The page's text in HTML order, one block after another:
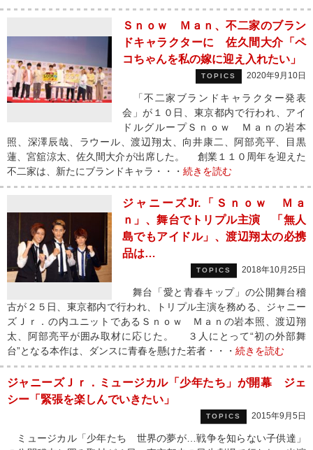
Ｓｎｏｗ Ｍａｎ、不二家のブラン
ドキャラクターに 佐久間大介「ペ
コちゃんを私の嫁に迎え入れたい」
TOPICS 2020年9月10日
「不二家ブランドキャラクター発表
会」が１０日、東京都内で行われ、アイ
ドルグループＳｎｏｗ Ｍａｎの岩本
照、深澤辰哉、ラウール、渡辺翔太、向井康二、阿部亮平、目黒
蓮、宮舘涼太、佐久間大介が出席した。 創業１１０周年を迎えた
不二家は、新たにブランドキャラ・・・ 続きを読む
ジャニーズJr.「Ｓｎｏｗ Ｍａ
ｎ」、舞台でトリプル主演 「無人
島でもアイドル」、渡辺翔太の必携
品は…
TOPICS 2018年10月25日
舞台「愛と青春キップ」の公開舞台稽
古が２５日、東京都内で行われ、トリプル主演を務める、ジャニー
ズＪｒ．の内ユニットであるＳｎｏｗ Ｍａｎの岩本照、渡辺翔
太、阿部亮平が囲み取材に応じた。 ３人にとって“初の外部舞
台”となる本作は、ダンスに青春を懸けた若者・・・ 続きを読む
ジャニーズＪｒ．ミュージカル「少年たち」が開幕 ジェ
シー「緊張を楽しんでいきたい」
TOPICS 2015年9月5日
ミュージカル「少年たち 世界の夢が…戦争を知らない子供達」